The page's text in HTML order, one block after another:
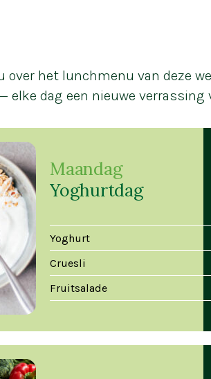
over het lunchmenu van deze
elke dag een nieuwe verrassing
Maandag
Yoghurtdag
Yoghurt
Cruesli
Fruitsalade